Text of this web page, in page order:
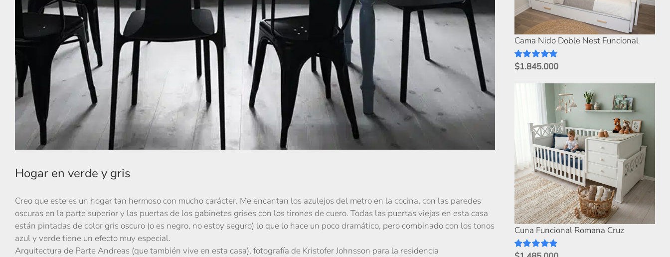
Hogar en verde y gris
Creo que este es un hogar tan hermoso con mucho carácter. Me encantan los azulejos del metro en la cocina, con las paredes
oscuras en la parte superior y las puertas de los gabinetes grises con los tirones de cuero. Todas las puertas viejas en esta casa
están pintadas de color gris oscuro (o es negro, no estoy seguro) lo que lo hace un poco dramático, pero combinado con los tonos
azul y verde tiene un efecto muy especial.
Arquitectura de Parte Andreas (que también vive en esta casa), fotografía de Kristofer Johnsson para la residencia
Cama Nido Doble Nest Funcional
Valorado
$1.845.000
Cuna Funcional Romana Cruz